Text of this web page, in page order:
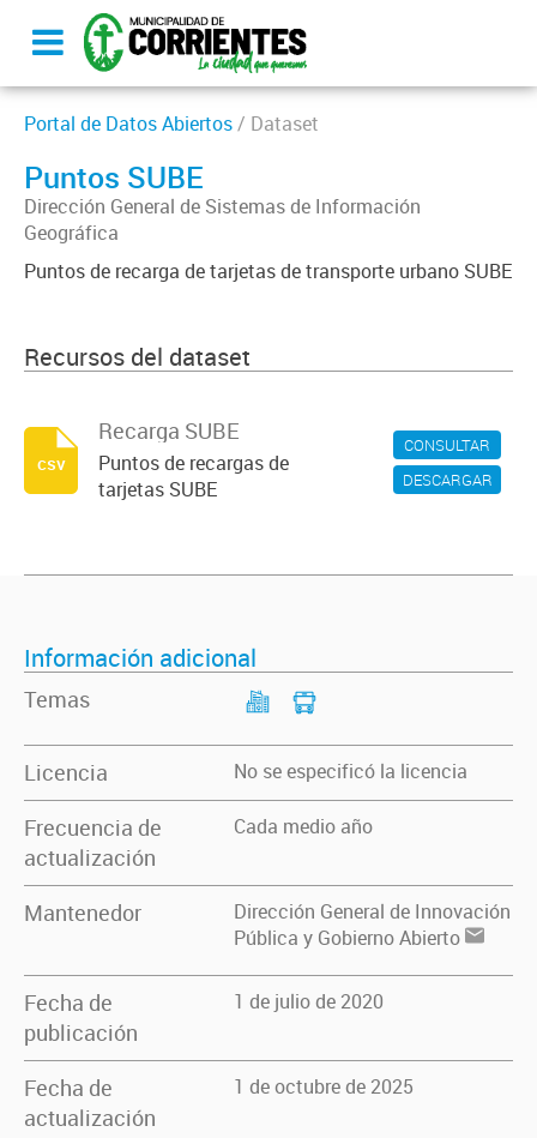
Portal de Datos Abiertos/ Dataset
Puntos SUBE
Dirección General de Sistemas de Información
Geográfica
Puntos de recarga de tarjetas de transporte urbano SUBE
Recursos del dataset
CONSULTAR
DESCARGAR
Recarga SUBE
Puntos de recargas de
tarjetas SUBE
csv
Información adicional
Temas
Licencia No se especificó la licencia
Frecuencia de
actualización
Cada medio año
Mantenedor
Dirección General de Innovación
Pública y Gobierno Abierto
Fecha de
publicación
1 de julio de 2020
Fecha de
actualización
1 de octubre de 2025